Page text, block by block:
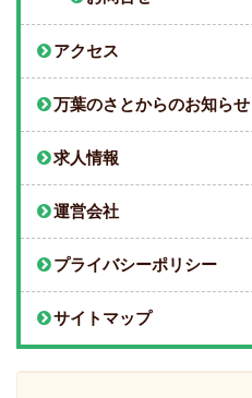
アクセス
万葉のさとからのお知らせ
求人情報
運営会社
プライバシーポリシー
サイトマップ